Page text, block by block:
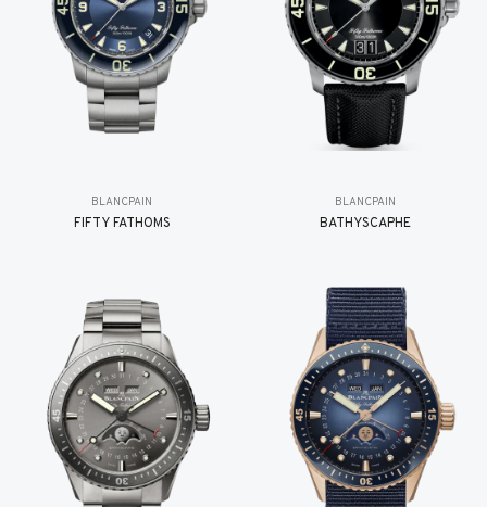
BLANCPAIN
FIFTY FATHOMS
BLANCPAIN
BATHYSCAPHE